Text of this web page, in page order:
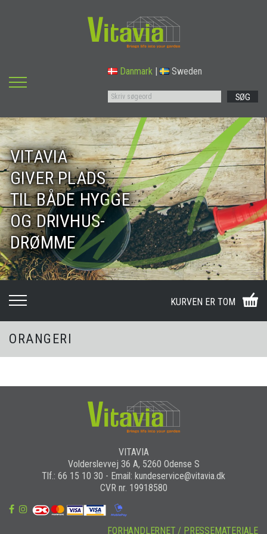
Danmark Sweden
SØG
VITAVIA
GIVER PLADS
TIL BÅDE HYGGE
OG DRIVHUS-
DRØMME
KURVEN ER TOM
ORANGERI
VITAVIA
Volderslevvej 36 A, 5260 Odense S
Tlf.: 66 15 10 30 - Email: kundeservice@vitavia.dk
CVR nr. 19918580
FORHANDLERNET / PRESSEMATERIALE